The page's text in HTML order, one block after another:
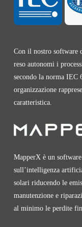
Con il nostro software
reso autonomi i
secondo la norma IEC
organizzazione
caratteristica.
MapperX è un
sull’intelligenza
solari riducendo le
manutenzione e
al minimo le perdite